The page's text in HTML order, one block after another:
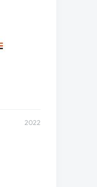
2022